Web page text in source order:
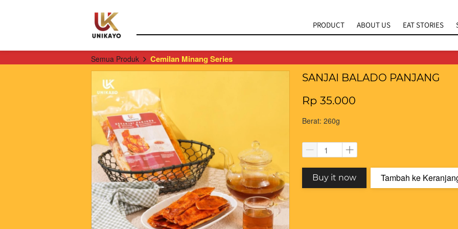
PRODUCT ABOUT US EAT STORIES
Semua Produk Cemilan Minang Series
SANJAI BALADO PANJANG
Rp 35.000
Berat: 260g
`Buy it now `
Tambah ke